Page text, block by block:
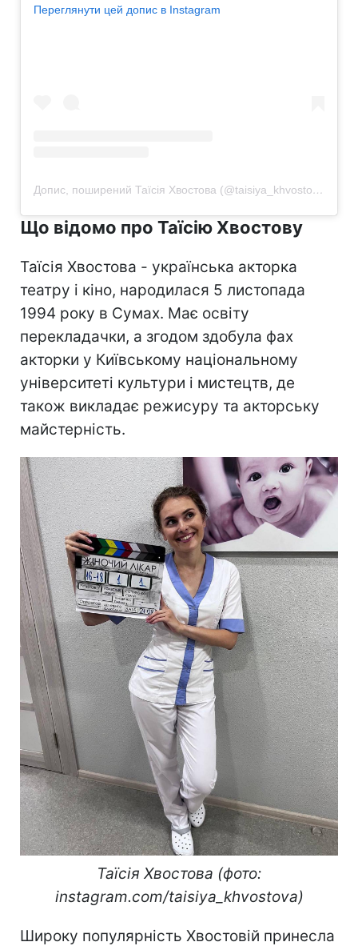
Переглянути цей допис в Instagram
Допис, поширений Таїсія Хвостова (@taisiya_khvostova)
Що відомо про Таїсію Хвостову
Таїсія Хвостова - українська акторка
театру і кіно, народилася 5 листопада
1994 року в Сумах. Має освіту
перекладачки, а згодом здобула фах
акторки у Київському національному
університеті культури і мистецтв, де
також викладає режисуру та акторську
майстерність.
Таїсія Хвостова (фото:
instagram.com/taisiya_khvostova)
Широку популярність Хвостовій принесла